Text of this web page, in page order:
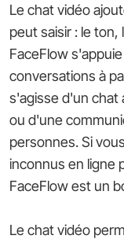
Le chat vidéo
peut saisir : le
FaceFlow
conversations à
s'agisse d'un chat
ou d'une
personnes. Si
inconnus en ligne
FaceFlow est un
Le chat vidéo